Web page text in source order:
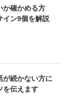
か確かめる方
イン9個を解説
が続かない方に
を伝えます